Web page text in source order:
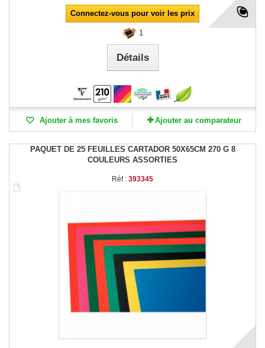
Connectez-vous pour voir les prix
1
Détails
Ajouter à mes favoris Ajouter au comparateur
PAQUET DE 25 FEUILLES CARTADOR 50X65CM 270 G 8
COULEURS ASSORTIES
Réf : 393345